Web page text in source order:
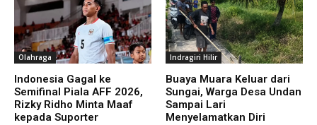
Olahraga
Indonesia Gagal ke
Semifinal Piala AFF 2026,
Rizky Ridho Minta Maaf
kepada Suporter
Indragiri Hilir
Buaya Muara Keluar dari
Sungai, Warga Desa Undan
Sampai Lari
Menyelamatkan Diri